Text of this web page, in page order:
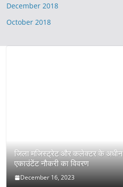
December 2018
October 2018
जिला मजिस्ट्रेट और कलेक्टर के अधीन
एकाउंटेंट नौकरी का विवरण
December 16, 2023